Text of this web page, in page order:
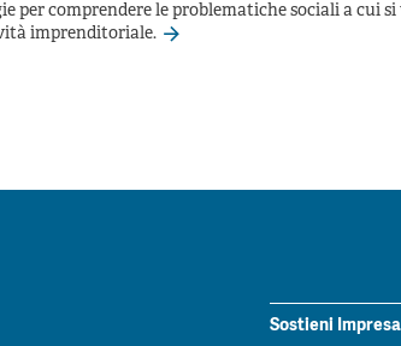
per comprendere le problematiche sociali a cui
imprenditoriale.
Sostieni